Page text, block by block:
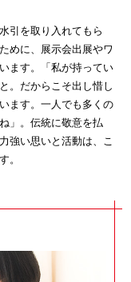
引を取り入れてもら
めに、展示会出展やワ
ます。「私が持ってい
。だからこそ出し惜し
ます。一人でも多くの
」。伝統に敬意を払
強い思いと活動は、こ
。